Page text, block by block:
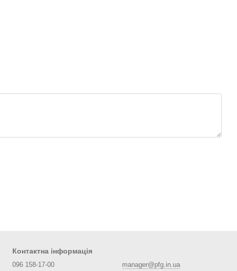
Контактна інформація
096 158-17-00 manager@pfg.in.ua